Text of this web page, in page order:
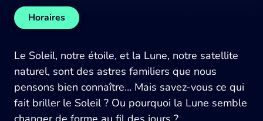
Horaires
Le Soleil, notre étoile, et la Lune, notre satellite
naturel, sont des astres familiers que nous
pensons bien connaître… Mais savez-vous ce qui
fait briller le Soleil ? Ou pourquoi la Lune semble